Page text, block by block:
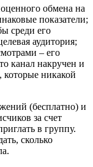
обмена на
показатели;
среди его
аудитория;
– его
канал накручен и
которые никакой
(бесплатно) и
за счет
в группу.
сколько